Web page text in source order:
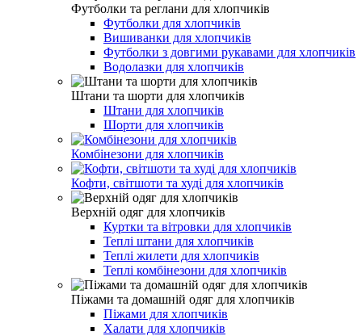
Футболки та реглани для хлопчиків
Футболки для хлопчиків
Вишиванки для хлопчиків
Футболки з довгими рукавами для хлопчиків
Водолазки для хлопчиків
Штани та шорти для хлопчиків
Штани для хлопчиків
Шорти для хлопчиків
Комбінезони для хлопчиків
Кофти, світшоти та худі для хлопчиків
Верхній одяг для хлопчиків
Куртки та вітровки для хлопчиків
Теплі штани для хлопчиків
Теплі жилети для хлопчиків
Теплі комбінезони для хлопчиків
Піжами та домашній одяг для хлопчиків
Піжами для хлопчиків
Халати для хлопчиків